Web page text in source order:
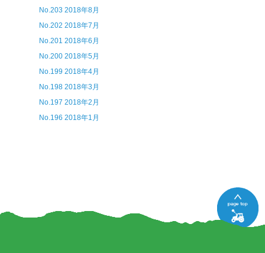
No.203 2018年8月
No.202 2018年7月
No.201 2018年6月
No.200 2018年5月
No.199 2018年4月
No.198 2018年3月
No.197 2018年2月
No.196 2018年1月